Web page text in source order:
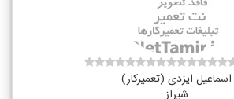
اسماعیل ایزدی (تعمیرکار)
شیراز